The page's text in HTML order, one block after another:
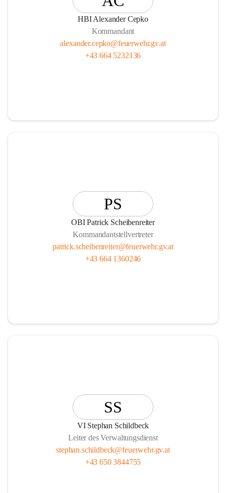
HBI Alexander Cepko
Kommandant
alexander.cepko@feuerwehr.gv.at
+43 664 5232136
PS
OBI Patrick Scheibenreiter
Kommandantstellvertreter
patrick.scheibenreiter@feuerwehr.gv.at
+43 664 1360246
SS
VI Stephan Schildbeck
Leiter des Verwaltungsdienst
stephan.schildbeck@feuerwehr.gv.at
+43 650 3844755